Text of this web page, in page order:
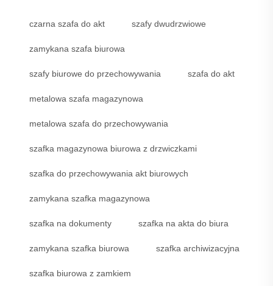
czarna szafa do akt szafy dwudrzwiowe
zamykana szafa biurowa
szafy biurowe do przechowywania szafa do akt
metalowa szafa magazynowa
metalowa szafa do przechowywania
szafka magazynowa biurowa z drzwiczkami
szafka do przechowywania akt biurowych
zamykana szafka magazynowa
szafka na dokumenty szafka na akta do biura
zamykana szafka biurowa szafka archiwizacyjna
szafka biurowa z zamkiem